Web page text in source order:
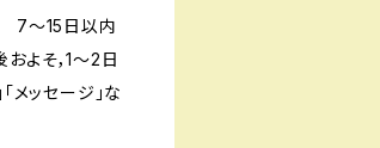
7〜15日以内
よそ，1〜2日
メッセージ」な